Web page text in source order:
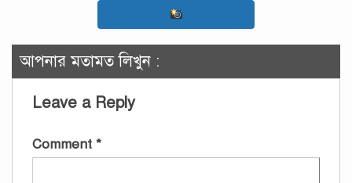
আপনার মতামত লিখুন :
Leave a Reply
Comment *